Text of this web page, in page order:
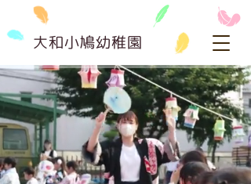
大和小鳩幼稚園